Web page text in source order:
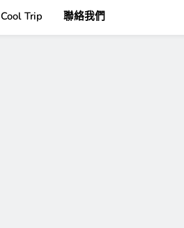
百事可樂的漢堡日廣告 主動向三大連鎖店招手
Cool Trip 聯絡我們